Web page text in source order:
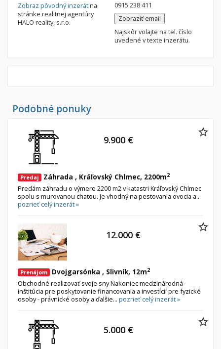
Zobraz pôvodný inzerátna
stránke realitnej agentúry
HALO reality, s.r.o.
0915 238 411
Zobraziť email
Najskôr volajte na tel. číslo
uvedené v texte inzerátu.
Podobné ponuky
Predaj Záhrada , Kráľovský Chlmec, 2200m2
Predám záhradu o výmere 2200 m2 v katastri Kráľovský Chlmec
spolu s murovanou chatou. Je vhodný na pestovania ovocia a...
pozrieť celý inzerát »
9.900 €
Prenájom Dvojgarsónka , Slivník, 12m2
Obchodné realizovať svoje sny Nakoniec medzinárodná
inštitúcia pre poskytovanie financovania a investícií pre fyzické
osoby - právnické osoby a ďalšie... pozrieť celý inzerát »
12.000 €
5.000 €